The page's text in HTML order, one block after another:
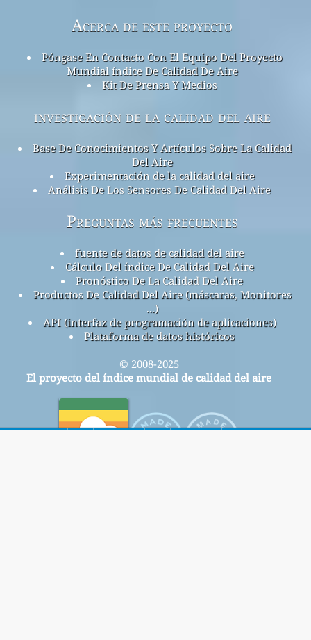
Acerca de este proyecto
Póngase En Contacto Con El Equipo Del Proyecto
Mundial índice De Calidad De Aire
Kit De Prensa Y Medios
investigación de la calidad del aire
Base De Conocimientos Y Artículos Sobre La Calidad
Del Aire
Experimentación de la calidad del aire
Análisis De Los Sensores De Calidad Del Aire
Preguntas más frecuentes
fuente de datos de calidad del aire
Cálculo Del índice De Calidad Del Aire
Pronóstico De La Calidad Del Aire
Productos De Calidad Del Aire (máscaras, Monitores
...)
API (interfaz de programación de aplicaciones)
Plataforma de datos históricos
© 2008-2025
El proyecto del índice mundial de calidad del aire